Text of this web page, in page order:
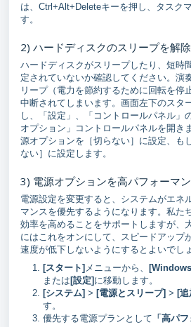
は、Ctrl+Alt+Deleteキーを押し、タスク
す。
2) ハードディスクのスリープを解
ハードディスクがスリープしたり、短時
定されていないか確認してください。演
リープ（電力を節約するために回転を停
中断されてしまいます。画面左下のスタ
し、「設定」、「コントロールパネル」
オプション」コントロールパネルを開き
源オプションを［切らない］に設定、も
ない］に設定します。
3) 電源オプションを高パフォーマ
電源設定を変更すると、システムがエネ
マンスを優先するようになります。私た
効率を高めることをサポートしますが、
にはこれをオンにして、スピードアップ
速度が低下しないようにするとよいでし
[スタート] メニューから、
または [設定] に移動します。
[システム] > [電源とスリープ] > [
す。
優先する電源プランとして 「高パ